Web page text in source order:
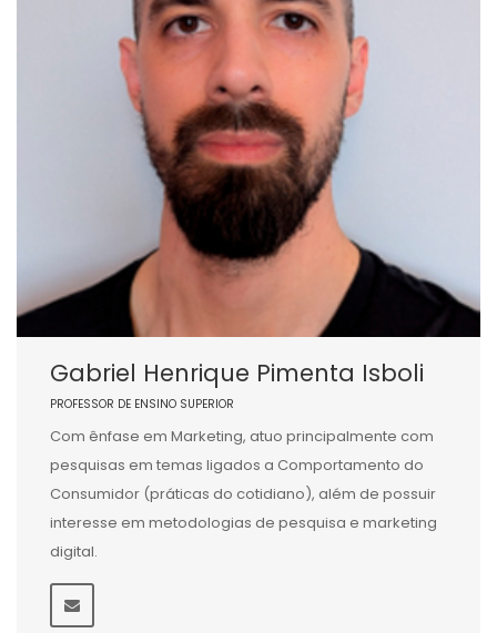
Gabriel Henrique Pimenta Isboli
PROFESSOR DE ENSINO SUPERIOR
Com ênfase em Marketing, atuo principalmente com
pesquisas em temas ligados a Comportamento do
Consumidor (práticas do cotidiano), além de possuir
interesse em metodologias de pesquisa e marketing
digital.